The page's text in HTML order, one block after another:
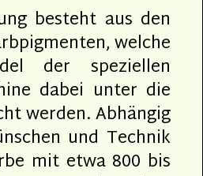
besteht aus den
welche
der speziellen
dabei unter die
werden. Abhängig
und Technik
mit etwa 800 bis